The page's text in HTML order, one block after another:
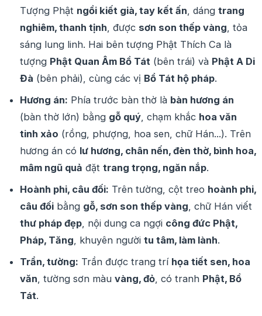
Tượng Phật ngồi kiết già, tay kết ấn , dáng trang
nghiêm, thanh tịnh , được sơn son thếp vàng , tỏa
sáng lung linh. Hai bên tượng Phật Thích Ca là
tượng Phật Quan Âm Bồ Tát (bên trái) và Phật A Di
Đà (bên phải), cùng các vị Bồ Tát hộ pháp.
Hương án: Phía trước bàn thờ là bàn hương án
(bàn thờ lớn) bằng gỗ quý , chạm khắc hoa văn
tinh xảo (rồng, phượng, hoa sen, chữ Hán...). Trên
hương án có lư hương, chân nến, đèn thờ, bình hoa,
mâm ngũ quả đặt trang trọng, ngăn nắp.
Hoành phi, câu đối: Trên tường, cột treo hoành phi,
câu đối bằng gỗ, sơn son thếp vàng , chữ Hán viết
thư pháp đẹp , nội dung ca ngợi công đức Phật,
Pháp, Tăng , khuyên người tu tâm, làm lành.
Trần, tường: Trần được trang trí họa tiết sen, hoa
văn , tường sơn màu vàng, đỏ , có tranh Phật, Bồ
Tát.